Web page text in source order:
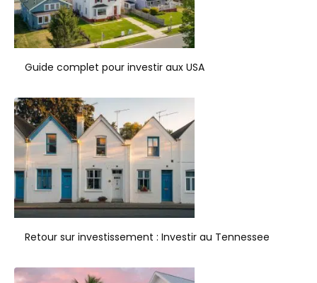
Guide complet pour investir aux USA
Retour sur investissement : Investir au Tennessee